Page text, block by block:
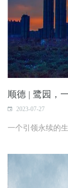
顺德 | 鹭园，
2023-07-27
一个引领永续的